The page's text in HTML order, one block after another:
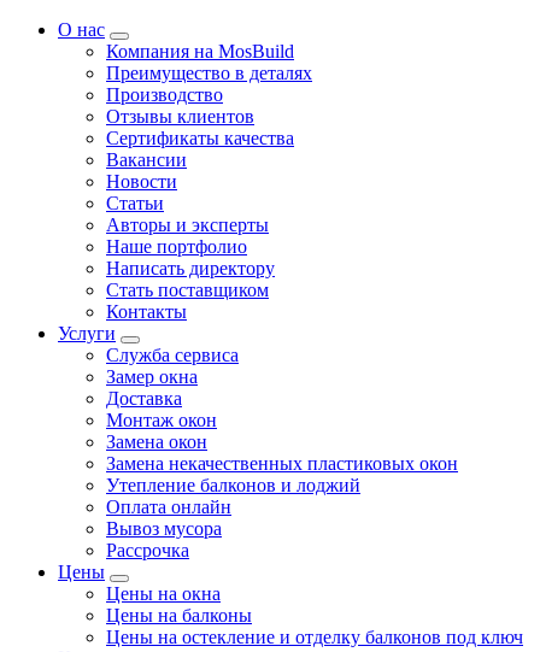
О нас
Компания на MosBuild
Преимущество в деталях
Производство
Отзывы клиентов
Сертификаты качества
Вакансии
Новости
Статьи
Авторы и эксперты
Нашe портфолио
Написать директору
Стать поставщиком
Контакты
Услуги
Служба сервиса
Замер окна
Доставка
Монтаж окон
Замена окон
Замена некачественных пластиковых окон
Утепление балконов и лоджий
Оплата онлайн
Вывоз мусора
Рассрочка
Цены
Цены на окна
Цены на балконы
Цены на остекление и отделку балконов под ключ